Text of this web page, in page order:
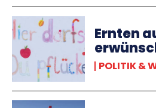
Ernten
POLITIK &